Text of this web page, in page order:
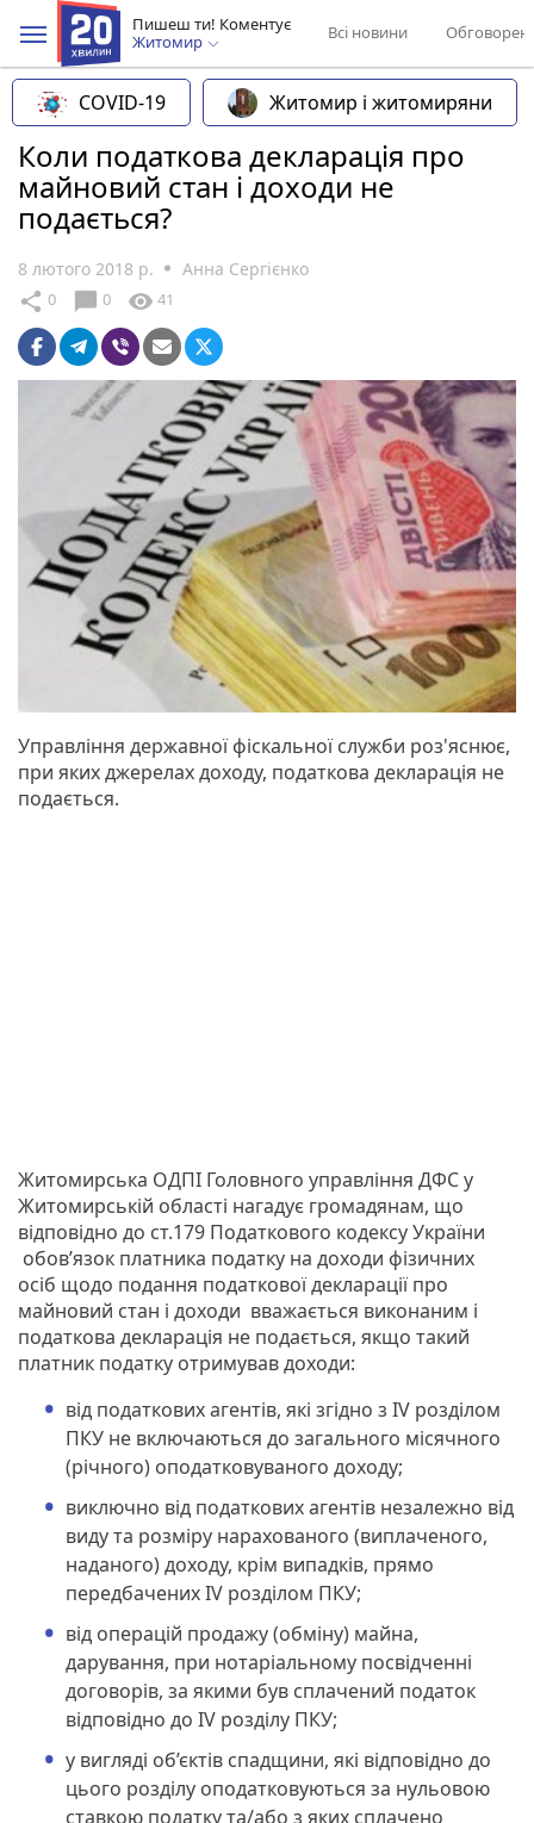
Пишеш ти! Коментує
Житомир
Всі новини
COVID-19 Житомир і житомиряни
Коли податкова декларація про
майновий стан і доходи не
подається?
8 лютого 2018 р. Анна Сергієнко
share 0 chat_bubble 0 visibility 41
Управління державної фіскальної служби роз'яснює,
при яких джерелах доходу, податкова декларація не
подається.
Житомирська ОДПІ Головного управління ДФС у
Житомирській області нагадує громадянам, що
відповідно до ст.179 Податкового кодексу України
обов’язок платника податку на доходи фізичних
осіб щодо подання податкової декларації про
майновий стан і доходи вважається виконаним і
податкова декларація не подається, якщо такий
платник податку отримував доходи:
від податкових агентів, які згідно з IV розділом
ПКУ не включаються до загального місячного
(річного) оподатковуваного доходу;
виключно від податкових агентів незалежно від
виду та розміру нарахованого (виплаченого,
наданого) доходу, крім випадків, прямо
передбачених IV розділом ПКУ;
від операцій продажу (обміну) майна,
дарування, при нотаріальному посвідченні
договорів, за якими був сплачений податок
відповідно до IV розділу ПКУ;
у вигляді об’єктів спадщини, які відповідно до
цього розділу оподатковуються за нульовою
ставкою податку та/або з яких сплачено